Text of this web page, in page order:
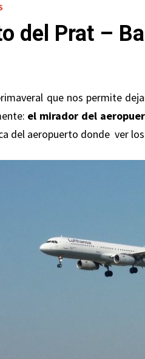
del Prat –
que nos permite
el mirador del
del aeropuerto donde ver